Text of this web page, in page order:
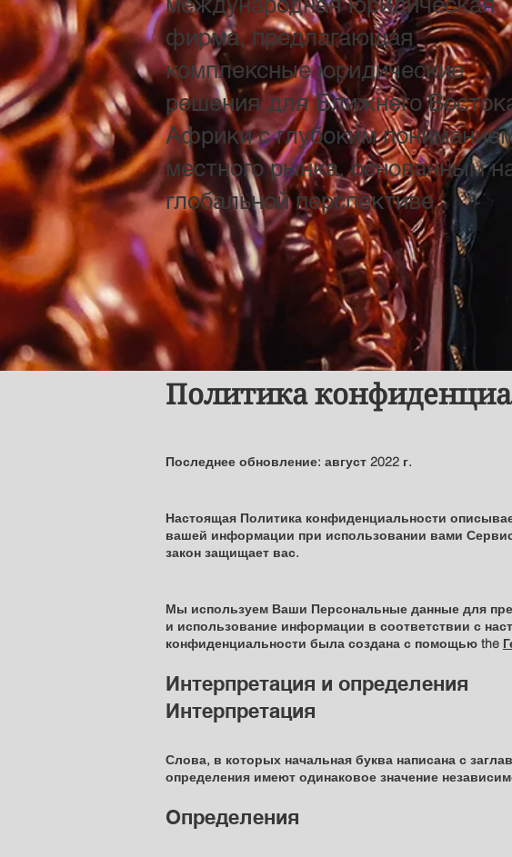
фирма, предлагающая
комплексные юридические
решения для Ближнего
Африки с глубоким
местного рынка, основанным
глобальной перспективе.
Политика
Последнее обновление: август 2022 г.
Настоящая Политика конфиденциальности
вашей информации при использовании вами
закон защищает вас.
Мы используем Ваши Персональные данные для
и использование информации в соответствии с
конфиденциальности была создана с помощью the
Интерпретация и определения
Интерпретация
Слова, в которых начальная буква написана с
определения имеют одинаковое значение
Определения